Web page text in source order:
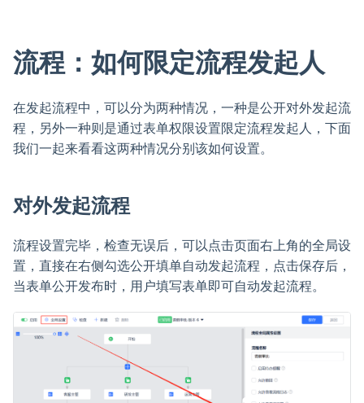
流程：如何限定流程发起人
在发起流程中，可以分为两种情况，一种是公开对外发起流
程，另外一种则是通过表单权限设置限定流程发起人，下面
我们一起来看看这两种情况分别该如何设置。
对外发起流程
流程设置完毕，检查无误后，可以点击页面右上角的全局设
置，直接在右侧勾选公开填单自动发起流程，点击保存后，
当表单公开发布时，用户填写表单即可自动发起流程。